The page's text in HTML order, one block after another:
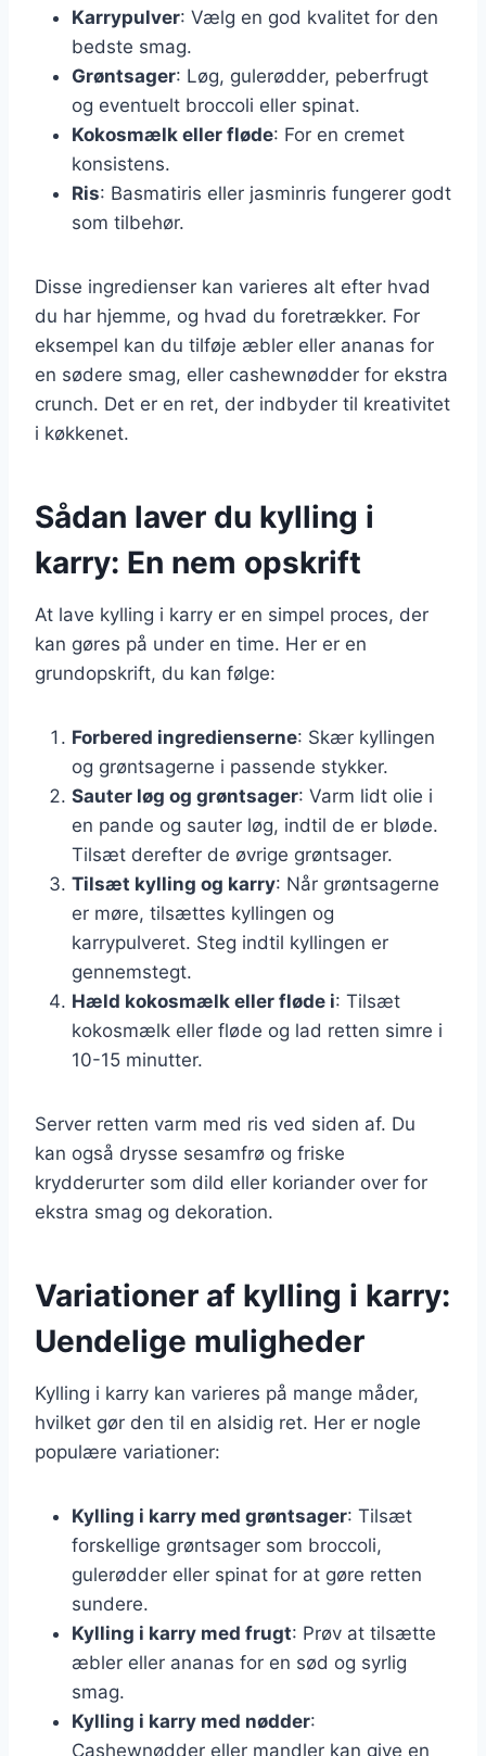
Karrypulver: Vælg en god kvalitet for den
bedste smag.
Grøntsager: Løg, gulerødder, peberfrugt
og eventuelt broccoli eller spinat.
Kokosmælk eller fløde: For en cremet
konsistens.
Ris: Basmatiris eller jasminris fungerer godt
som tilbehør.
Disse ingredienser kan varieres alt efter hvad
du har hjemme, og hvad du foretrækker. For
eksempel kan du tilføje æbler eller ananas for
en sødere smag, eller cashewnødder for ekstra
crunch. Det er en ret, der indbyder til kreativitet
i køkkenet.
Sådan laver du kylling i
karry: En nem opskrift
At lave kylling i karry er en simpel proces, der
kan gøres på under en time. Her er en
grundopskrift, du kan følge:
Forbered ingredienserne: Skær kyllingen
og grøntsagerne i passende stykker.
Sauter løg og grøntsager: Varm lidt olie i
en pande og sauter løg, indtil de er bløde.
Tilsæt derefter de øvrige grøntsager.
Tilsæt kylling og karry: Når grøntsagerne
er møre, tilsættes kyllingen og
karrypulveret. Steg indtil kyllingen er
gennemstegt.
Hæld kokosmælk eller fløde i: Tilsæt
kokosmælk eller fløde og lad retten simre i
10-15 minutter.
Server retten varm med ris ved siden af. Du
kan også drysse sesamfrø og friske
krydderurter som dild eller koriander over for
ekstra smag og dekoration.
Variationer af kylling i karry:
Uendelige muligheder
Kylling i karry kan varieres på mange måder,
hvilket gør den til en alsidig ret. Her er nogle
populære variationer:
Kylling i karry med grøntsager: Tilsæt
forskellige grøntsager som broccoli,
gulerødder eller spinat for at gøre retten
sundere.
Kylling i karry med frugt: Prøv at tilsætte
æbler eller ananas for en sød og syrlig
smag.
Kylling i karry med nødder:
Cashewnødder eller mandler kan give en